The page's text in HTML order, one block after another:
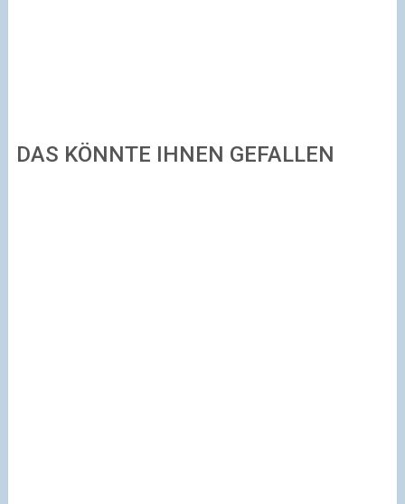
DAS KÖNNTE IHNEN GEFALLEN